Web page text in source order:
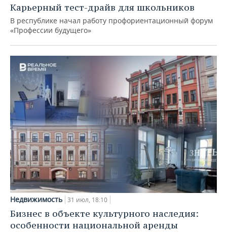
Карьерный тест-драйв для школьников
В республике начал работу профориентационный форум
«Профессии будущего»
Недвижимость 31 июл, 18:10
Бизнес в объекте культурного наследия:
особенности национальной аренды